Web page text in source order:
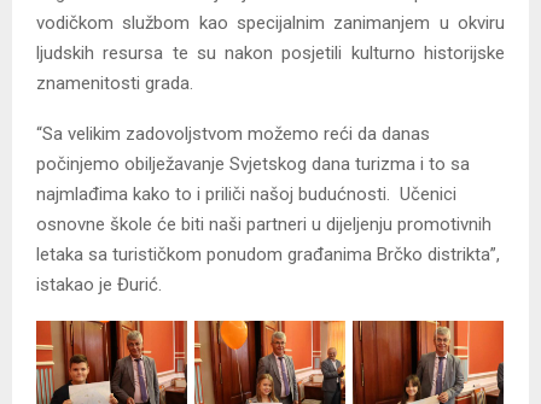
vodičkom službom kao specijalnim zanimanjem u okviru
ljudskih resursa te su nakon posjetili kulturno historijske
znamenitosti grada.
“Sa velikim zadovoljstvom možemo reći da danas
počinjemo obilježavanje Svjetskog dana turizma i to sa
najmlađima kako to i priliči našoj budućnosti. Učenici
osnovne škole će biti naši partneri u dijeljenju promotivnih
letaka sa turističkom ponudom građanima Brčko distrikta”,
istakao je Đurić.